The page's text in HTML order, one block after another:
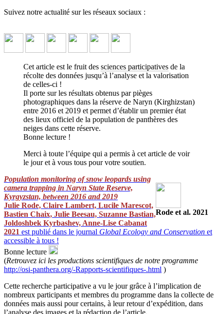
OSI-Panthera publie ses résultats
d'étude par piège photographique !
Voici une étude menée de façon participative de la collecte des
données à leur valorisation !
Suivez notre actualité sur les réseaux sociaux :
Cet article est le fruit des sciences participatives de la
récolte des données jusqu’à l’analyse et la valorisation
de celles-ci !
Il porte sur les résultats obtenus par pièges
photographiques dans la réserve de Naryn (Kirghizstan)
entre 2016 et 2019 et permet d’établir un premier état
des lieux officiel de la population de panthères des
neiges dans cette réserve.
Bonne lecture !
Merci à toute l’équipe qui a permis à cet article de voir
le jour et à vous tous pour votre soutien.
Rode et al. 2021
Population monitoring of snow leopards using
camera trapping in Naryn State Reserve,
Kyrgyzstan, between 2016 and 2019
Julie Rode, Claire Lambert, Lucile Marescot,
Bastien Chaix, Julie Beesau, Suzanne Bastian,
Joldoshbek Kyrbashev, Anne-Lise Cabanat
2021 est publié dans le journal Global Ecology and Conservation et
accessible à tous !
Bonne lecture
(Retrouvez ici les productions scientifiques de notre programme
http://osi-panthera.org/-Rapports-scientifiques-.html )
Cette recherche participative a vu le jour grâce à l’implication de
nombreux participants et membres du programme dans la collecte de
données mais aussi pour certains, à leur retour d’expédition, dans
l’analyse des images et la rédaction de l’article.